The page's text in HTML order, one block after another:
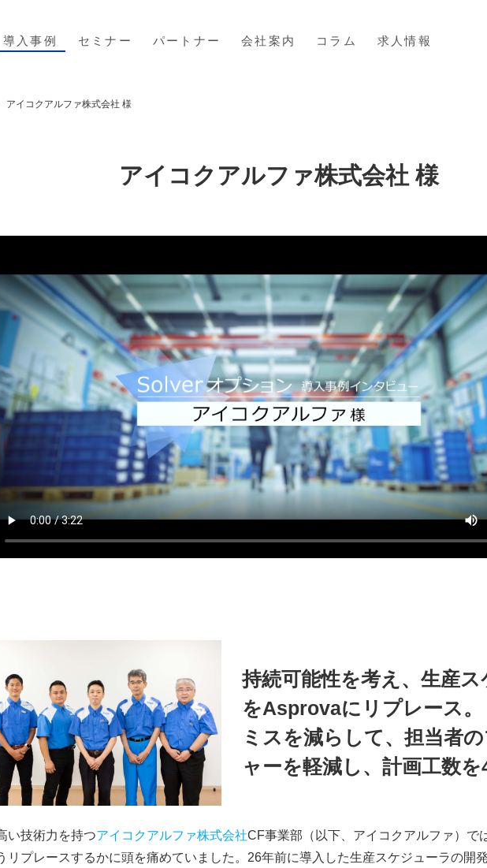
導入事例 セミナー パートナー 会社案内 コラム 求人情報
アイコクアルファ株式会社 様
アイコクアルファ株式会社 様
持続可能性を考え、生産ス
をAsprovaにリプレース。
ミスを減らして、担当者
ャーを軽減し、計画工数を
い技術力を持つアイコクアルファ株式会社CF事業部（以下、アイコクアルファ）で
リプレースするかに頭を痛めていました。26年前に導入した生産スケジューラの開